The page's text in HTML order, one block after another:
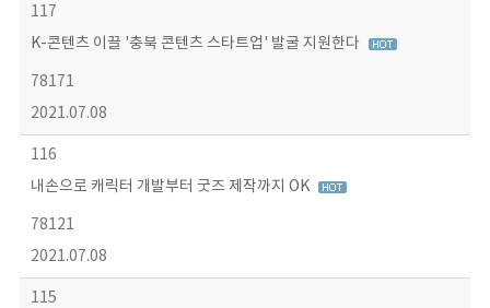
117
K-콘텐츠 이끌 '충북 콘텐츠 스타트업' 발굴 지원한다
78171
2021.07.08
116
내손으로 캐릭터 개발부터 굿즈 제작까지 OK
78121
2021.07.08
115